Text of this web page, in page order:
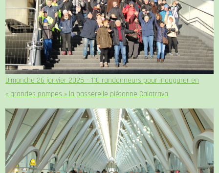
Dimanche 26 janvier 2025 – 110 randonneurs pour inaugurer en
« grandes pompes » la passerelle piétonne Calatrava